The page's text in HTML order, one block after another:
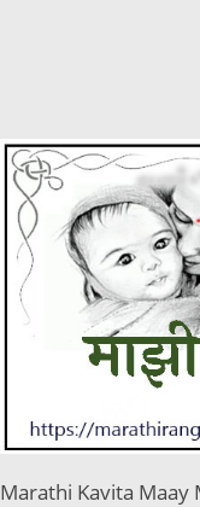
Marathi Kavita Maay